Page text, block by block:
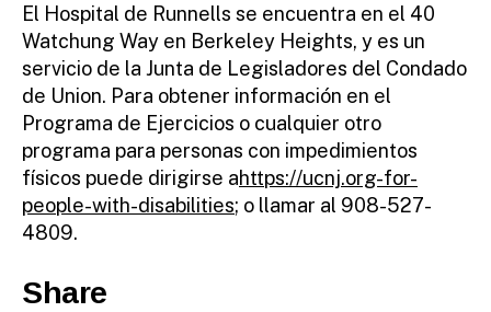
El Hospital de Runnells se encuentra en el 40
Watchung Way en Berkeley Heights, y es un
servicio de la Junta de Legisladores del Condado
de Union. Para obtener información en el
Programa de Ejercicios o cualquier otro
programa para personas con impedimientos
físicos puede dirigirse ahttps://ucnj.org-for-
people-with-disabilities; o llamar al 908-527-
4809.
Share